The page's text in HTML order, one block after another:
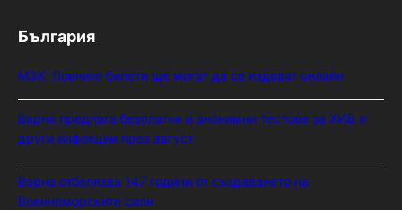
България
МЗХ: Ловните билети ще могат да се издават онлайн
Варна предлага безплатни и анонимни тестове за ХИВ и
други инфекции през август
Варна отбелязва 147 години от създаването на
Военноморските сили